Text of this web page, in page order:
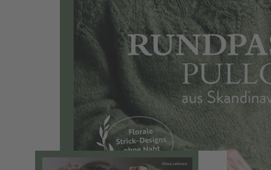
Zum Anfang der Bildergalerie springen